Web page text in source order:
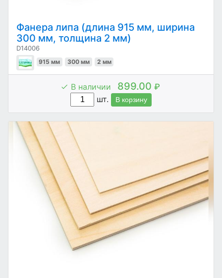
Фанера липа (длина 915 мм, ширина
300 мм, толщина 2 мм)
D14006
915 мм 300 мм 2 мм
В наличии 899.00 ₽
шт.
В корзину